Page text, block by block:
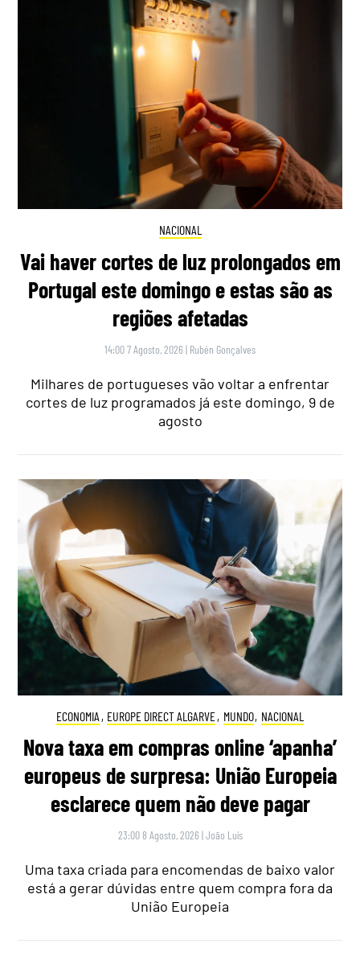
NACIONAL
Vai haver cortes de luz prolongados em
Portugal este domingo e estas são as
regiões afetadas
14:00 7 Agosto, 2026 | Rubén Gonçalves
Milhares de portugueses vão voltar a enfrentar
cortes de luz programados já este domingo, 9 de
agosto
ECONOMIA , EUROPE DIRECT ALGARVE, MUNDO, NACIONAL
Nova taxa em compras online ‘apanha’
europeus de surpresa: União Europeia
esclarece quem não deve pagar
23:00 8 Agosto, 2026 |João Luís
Uma taxa criada para encomendas de baixo valor
está a gerar dúvidas entre quem compra fora da
União Europeia